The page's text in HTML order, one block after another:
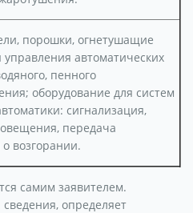
порошки, огнетушащие
управления автоматических
пенного
оборудование для систем
сигнализация,
передача
возгорании.
самим заявителем.
определяет